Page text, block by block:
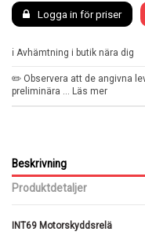
Logga in för priser
ℹ️ Avhämtning i butik nära dig
✏️ Observera att de angivna
preliminära ... Läs mer
Beskrivning
Produktdetaljer
INT69 Motorskyddsrelä